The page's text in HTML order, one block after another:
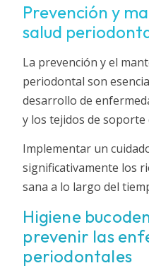
Prevención y
salud
La prevención y el
periodontal son
desarrollo de
y los tejidos de soporte
Implementar un
significativamente los
sana a lo largo del
Higiene
prevenir las
periodontales